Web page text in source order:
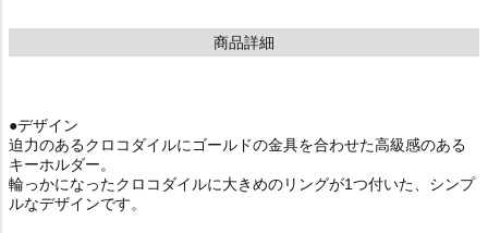
商品詳細
●デザイン
迫力のあるクロコダイルにゴールドの金具を合わせた高級感のある
キーホルダー。
輪っかになったクロコダイルに大きめのリングが1つ付いた、シンプ
ルなデザインです。